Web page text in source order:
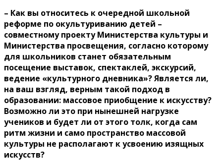
– Как вы относитесь к очередной школьной
реформе по окультуриванию детей –
совместному проекту Министерства культуры и
Министерства просвещения, согласно которому
для школьников станет обязательным
посещение выставок, спектаклей, экскурсий,
ведение «культурного дневника»? Является ли,
на ваш взгляд, верным такой подход в
образовании: массовое приобщение к искусству?
Возможно ли это при нынешней нагрузке
учеников и будет ли от этого толк, когда сам
ритм жизни и само пространство массовой
культуры не располагают к усвоению изящных
искусств?